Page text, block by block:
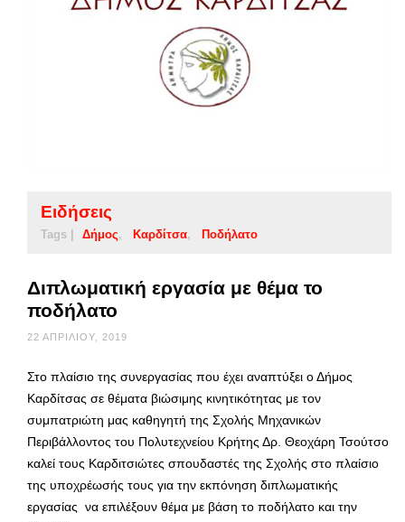
Ειδήσεις
Tags | Δήμος Καρδίτσα Ποδήλατο
Διπλωματική εργασία με θέμα το
ποδήλατο
22 ΑΠΡΙΛΊΟΥ, 2019
Στο πλαίσιο της συνεργασίας που έχει αναπτύξει ο Δήμος
Καρδίτσας σε θέματα βιώσιμης κινητικότητας με τον
συμπατριώτη μας καθηγητή της Σχολής Μηχανικών
Περιβάλλοντος του Πολυτεχνείου Κρήτης Δρ. Θεοχάρη Τσούτσο
καλεί τους Καρδιτσιώτες σπουδαστές της Σχολής στο πλαίσιο
της υποχρέωσής τους για την εκπόνηση διπλωματικής
εργασίας να επιλέξουν θέμα με βάση το ποδήλατο και την